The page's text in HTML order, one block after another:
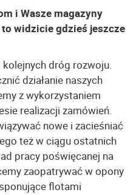
i Wasze magazyny
widzicie gdzieś jeszcze
kolejnych dróg rozwoju.
działanie naszych
z wykorzystaniem
realizacji zamówień.
nowe i zacieśniać
też w ciągu ostatnich
pracy poświęcanej na
zaopatrywać w opony
flotami